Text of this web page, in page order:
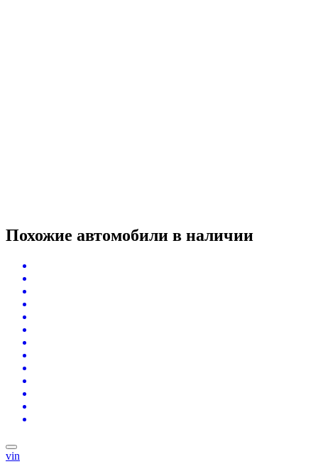
Похожие автомобили в наличии
vin